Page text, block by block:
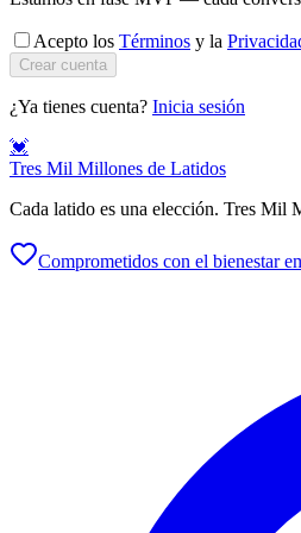
Acepto los Términos y la
Crear cuenta
¿Ya tienes cuenta? Inicia sesión
💓
Tres Mil Millones de Latidos
Cada latido es una elección. Tres Mil
Comprometidos con el bienestar